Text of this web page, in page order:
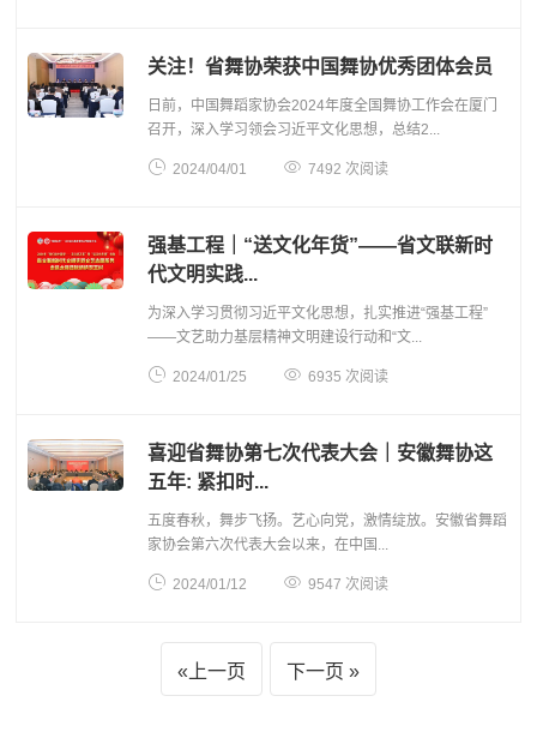
关注！省舞协荣获中国舞协优秀团体会员
日前，中国舞蹈家协会2024年度全国舞协工作会在厦门
召开，深入学习领会习近平文化思想，总结2...
 2024/04/01  7492 次阅读
强基工程｜“送文化年货”——省文联新时
代文明实践...
为深入学习贯彻习近平文化思想，扎实推进“强基工程”
——文艺助力基层精神文明建设行动和“文...
 2024/01/25  6935 次阅读
喜迎省舞协第七次代表大会｜安徽舞协这
五年: 紧扣时...
五度春秋，舞步飞扬。艺心向党，激情绽放。安徽省舞蹈
家协会第六次代表大会以来，在中国...
 2024/01/12  9547 次阅读
上一页 下一页